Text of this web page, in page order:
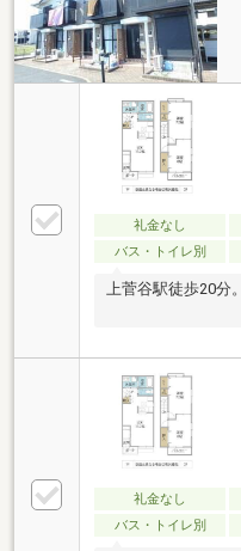
礼金なし
バス・トイレ別
上菅谷駅徒歩20分。
礼金なし
バス・トイレ別